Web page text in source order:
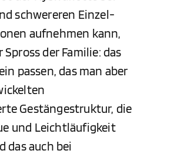
schwereren Einzel-
aufnehmen kann,
der Familie: das
passen, das man aber
Gestängestruktur, die
und Leichtläufigkeit
das auch bei